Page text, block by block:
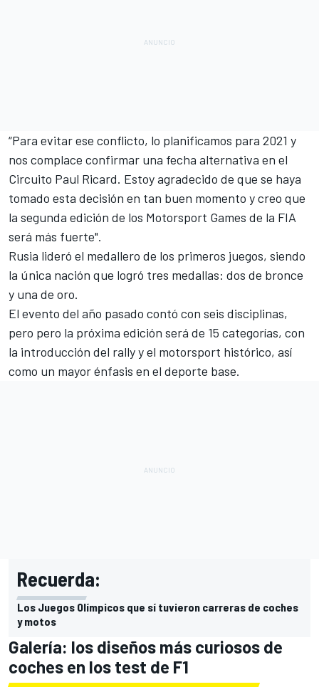
“Para evitar ese conflicto, lo planificamos para 2021 y
nos complace confirmar una fecha alternativa en el
Circuito Paul Ricard. Estoy agradecido de que se haya
tomado esta decisión en tan buen momento y creo que
la segunda edición de los Motorsport Games de la FIA
será más fuerte".
Rusia lideró el medallero de los primeros juegos, siendo
la única nación que logró tres medallas: dos de bronce
y una de oro.
El evento del año pasado contó con seis disciplinas,
pero pero la próxima edición será de 15 categorías, con
la introducción del rally y el motorsport histórico, así
como un mayor énfasis en el deporte base.
Recuerda:
Los Juegos Olímpicos que sí tuvieron carreras de coches
y motos
Galería: los diseños más curiosos de
coches en los test de F1